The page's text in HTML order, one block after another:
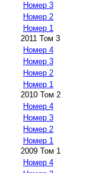
Номер 3
Номер 2
Номер 1
2011 Том 3
Номер 4
Номер 3
Номер 2
Номер 1
2010 Том 2
Номер 4
Номер 3
Номер 2
Номер 1
2009 Том 1
Номер 4